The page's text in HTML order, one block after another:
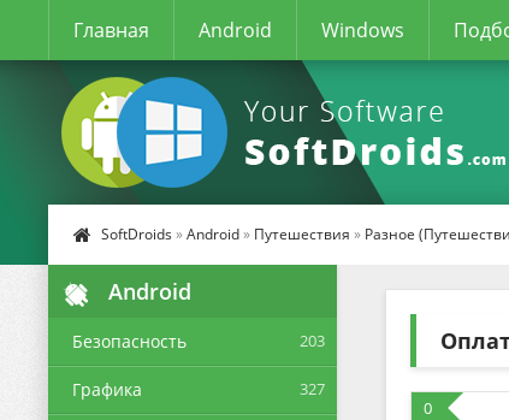
Главная Android Windows
SoftDroids »Android» Путешествия » Разное
Android
Безопасность 203
Графика 327
0